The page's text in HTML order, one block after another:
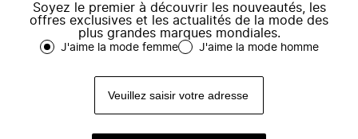
Soyez le premier à découvrir les nouveautés, les
offres exclusives et les actualités de la mode des
plus grandes marques mondiales.
J'aime la mode femme J'aime la mode homme